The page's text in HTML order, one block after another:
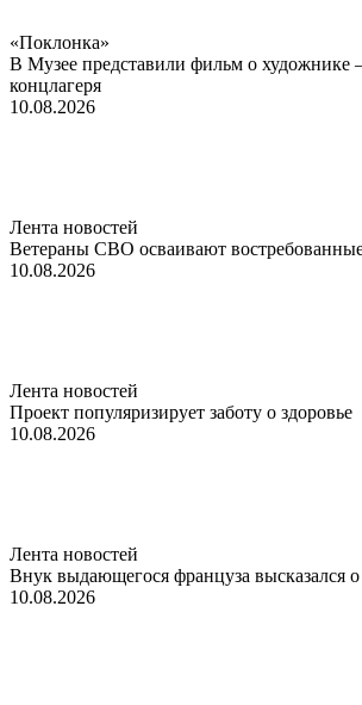
«Поклонка»
В Музее представили фильм о
концлагеря
10.08.2026
Лента новостей
Ветераны СВО осваивают
10.08.2026
Лента новостей
Проект популяризирует заботу о здоровье
10.08.2026
Лента новостей
Внук выдающегося француза высказался о
10.08.2026